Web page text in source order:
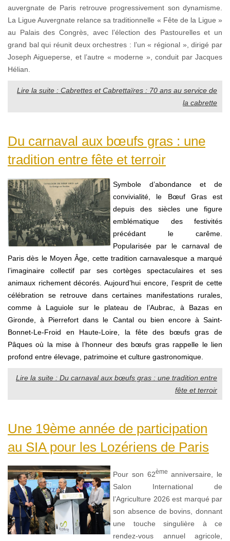
auvergnate de Paris retrouve progressivement son dynamisme.
La Ligue Auvergnate relance sa traditionnelle « Fête de la Ligue »
au Palais des Congrès, avec l’élection des Pastourelles et un
grand bal qui réunit deux orchestres : l’un « régional », dirigé par
Joseph Aigueperse, et l’autre « moderne », conduit par Jacques
Hélian.
Lire la suite : Cabrettes et Cabrettaïres : 70 ans au service de
la cabrette
Du carnaval aux bœufs gras : une
tradition entre fête et terroir
Symbole d’abondance et de
convivialité, le Bœuf Gras est
depuis des siècles une figure
emblématique des festivités
précédant le carême.
Popularisée par le carnaval de
Paris dès le Moyen Âge, cette tradition carnavalesque a marqué
l’imaginaire collectif par ses cortèges spectaculaires et ses
animaux richement décorés. Aujourd’hui encore, l’esprit de cette
célébration se retrouve dans certaines manifestations rurales,
comme à Laguiole sur le plateau de l’Aubrac, à Bazas en
Gironde,à Pierrefort dans le Cantal ou bien encore à Saint-
Bonnet-Le-Froid en Haute-Loire , la fête des bœufs gras de
Pâques où la mise à l’honneur des bœufs gras rappelle le lien
profond entre élevage, patrimoine et culture gastronomique.
Lire la suite : Du carnaval aux bœufs gras : une tradition entre
fête et terroir
Une 19ème année de participation
au SIA pour les Lozériens de Paris
Pour son 62ème anniversaire, le
Salon International de
l’Agriculture 2026 est marqué par
son absence de bovins, donnant
une touche singulière à ce
rendez-vous annuel agricole,